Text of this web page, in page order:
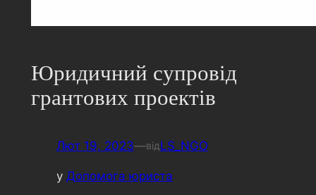
Юридичний супровід
грантових проектів
Лют 19, 2023—відLS_NGO
у Допомога юриста